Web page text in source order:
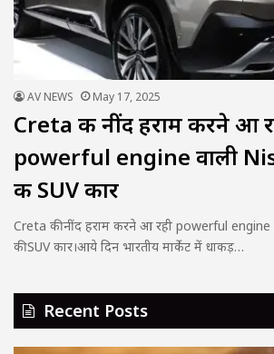
AV NEWS May 17, 2025
Creta की नींद हराम करने आ
powerful engine वाली
की SUV कार
Creta की नींद हराम करने आ रही powerful engine
की SUV कार।आये दिन भारतीय मार्केट में धाकड़…
Recent Posts